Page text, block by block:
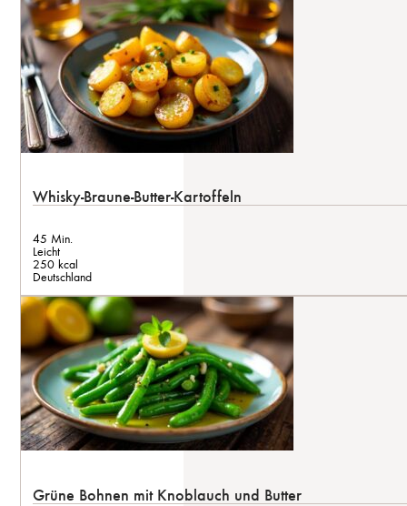
Whisky-Braune-Butter-Kartoffeln
45 Min.
Leicht
250 kcal
Deutschland
Grüne Bohnen mit Knoblauch und Butter